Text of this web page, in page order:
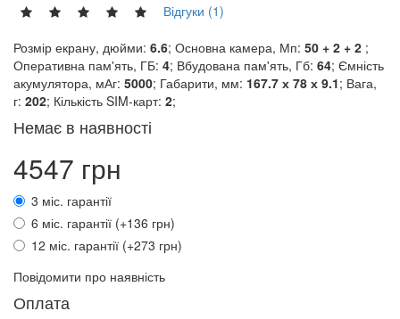
Відгуки (1)
Розмір екрану, дюйми: 6.6; Основна камера, Мп: 50 + 2 + 2 ;
Оперативна пам'ять, ГБ: 4; Вбудована пам'ять, Гб: 64; Ємність
акумулятора, мАг: 5000; Габарити, мм: 167.7 х 78 х 9.1; Вага,
г: 202; Кількість SIM-карт: 2;
Немає в наявності
4547 грн
3 міс. гарантії
6 міс. гарантії (+136 грн)
12 міс. гарантії (+273 грн)
Повідомити про наявність
Оплата